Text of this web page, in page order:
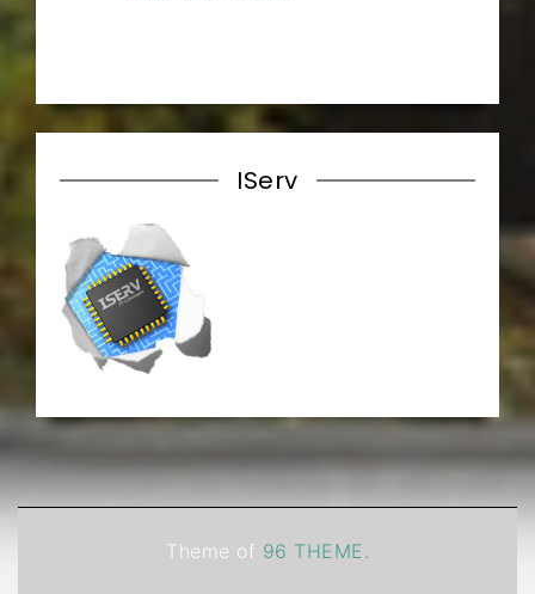
IServ
Theme of 96 THEME.